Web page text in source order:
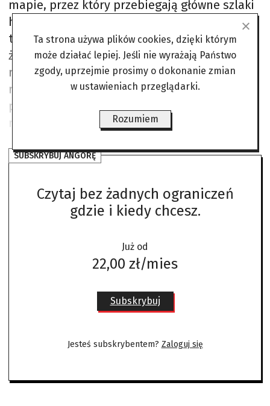
mapie, przez który przebiegają główne szlaki
handlowe łączące Afrykę z Azją. Tędy płyną
tankowce z ropą, gazem, towary z Chin,
żywność, elektronika, broń i pieniądze. Sudan
ma złoto, ropę, zasoby naturalne, a mimo to
niewielu o nim mówi. Cisza nie jest
przypadkowa. Tam, gdzie nie ma mediów,
można robić wszystko.
SUBSKRYBUJ ANGORĘ
Czytaj bez żadnych ograniczeń
gdzie i kiedy chcesz.
Już od
22,00 zł/mies
Subskrybuj
Jesteś subskrybentem? Zaloguj się
Ta strona używa plików cookies, dzięki którym
może działać lepiej. Jeśli nie wyrażają Państwo
zgody, uprzejmie prosimy o dokonanie zmian
w ustawieniach przeglądarki.
Rozumiem